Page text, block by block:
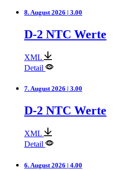
8. August 2026 | 3.00
D-2 NTC Werte
XML
Detail
7. August 2026 | 3.00
D-2 NTC Werte
XML
Detail
6. August 2026 | 4.00